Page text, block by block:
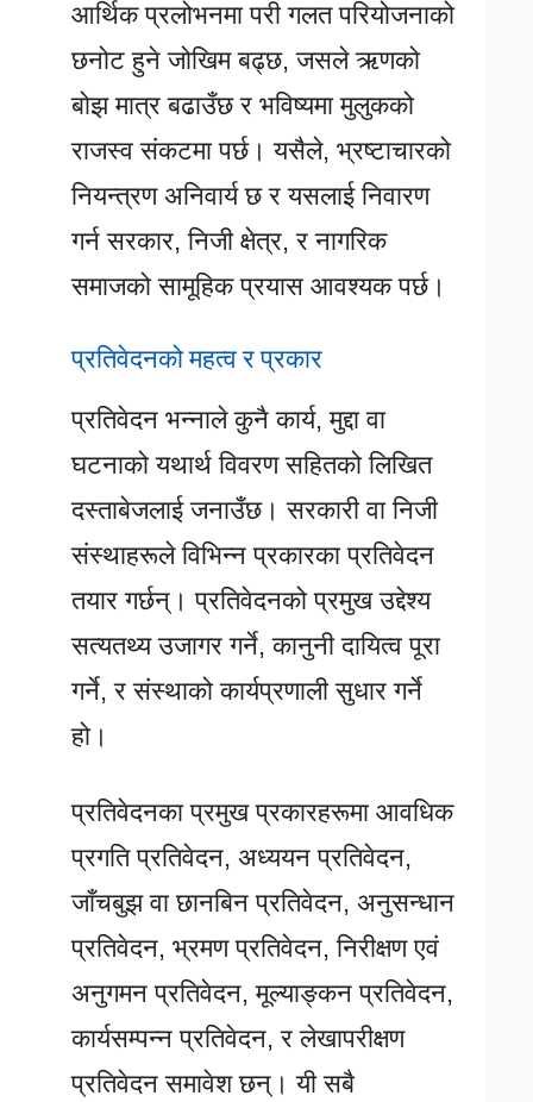
आर्थिक प्रलोभनमा परी गलत परियोजनाको
छनोट हुने जोखिम बढ्छ, जसले ऋणको
बोझ मात्र बढाउँछ र भविष्यमा मुलुकको
राजस्व संकटमा पर्छ। यसैले, भ्रष्टाचारको
नियन्त्रण अनिवार्य छ र यसलाई निवारण
गर्न सरकार, निजी क्षेत्र, र नागरिक
समाजको सामूहिक प्रयास आवश्यक पर्छ।
प्रतिवेदनको महत्व र प्रकार
प्रतिवेदन भन्नाले कुनै कार्य, मुद्दा वा
घटनाको यथार्थ विवरण सहितको लिखित
दस्ताबेजलाई जनाउँछ। सरकारी वा निजी
संस्थाहरूले विभिन्न प्रकारका प्रतिवेदन
तयार गर्छन्। प्रतिवेदनको प्रमुख उद्देश्य
सत्यतथ्य उजागर गर्ने, कानुनी दायित्व पूरा
गर्ने, र संस्थाको कार्यप्रणाली सुधार गर्ने
हो।
प्रतिवेदनका प्रमुख प्रकारहरूमा आवधिक
प्रगति प्रतिवेदन, अध्ययन प्रतिवेदन,
जाँचबुझ वा छानबिन प्रतिवेदन, अनुसन्धान
प्रतिवेदन, भ्रमण प्रतिवेदन, निरीक्षण एवं
अनुगमन प्रतिवेदन, मूल्याङ्कन प्रतिवेदन,
कार्यसम्पन्न प्रतिवेदन, र लेखापरीक्षण
प्रतिवेदन समावेश छन्। यी सबै